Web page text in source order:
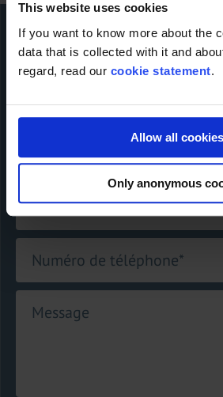
This website uses cookies
If you want to know more about the
data that is collected with it and
regard, read our cookie statement.
Allow all cookies
Only anonymous
Contactez-nous!
Nom de l'entreprise
Nom*
E-mail*
Numéro de téléphone*
Message